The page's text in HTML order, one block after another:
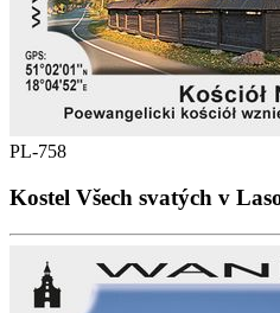
PL-758
Kostel Všech svatých v